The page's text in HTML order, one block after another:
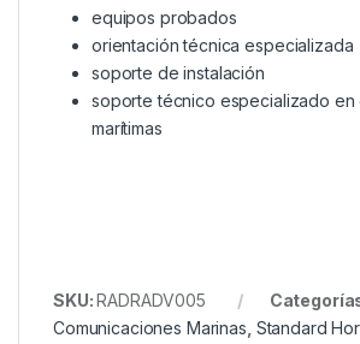
equipos probados
orientación técnica especializada
soporte de instalación
soporte técnico especializado en
marítimas
SKU:RADRADV005
Comunicaciones Marinas Standard